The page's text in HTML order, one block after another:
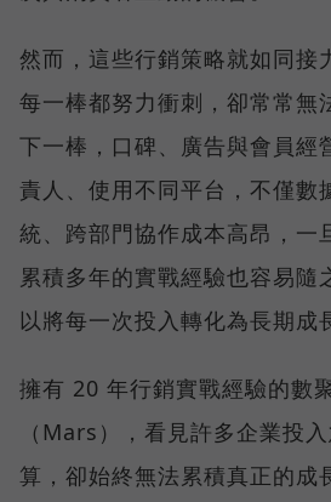
然而，這些行銷策略就如同接
每一棒都努力衝刺，卻常常無
下一棒，口碑、廣告與會員經
責人、使用不同平台，不僅數
統、跨部門協作成本高昂，一
累積多年的實戰經驗也容易隨
以將每一次投入轉化為長期成
擁有 20 年行銷實戰經驗的數
（Mars），看見許多企業投
算，卻始終無法累積真正的成